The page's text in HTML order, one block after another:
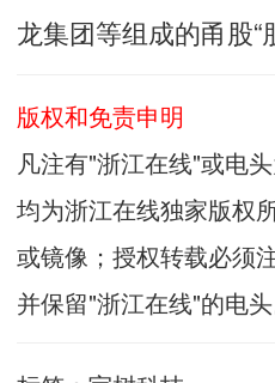
龙集团等组成的甬股“
版权和免责申明
凡注有"浙江在线"或电
均为浙江在线独家版权
或镜像；授权转载必须
并保留"浙江在线"的电头